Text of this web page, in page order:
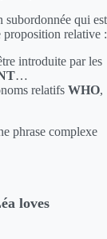
qui est
proposition relative :
introduite par les
…
relatifs WHO,
phrase complexe
loves